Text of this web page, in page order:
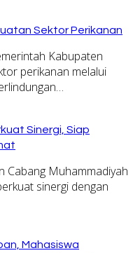
Sektor Perikanan
Kabupaten
perikanan melalui
Sinergi, Siap
Cabang Muhammadiyah
sinergi dengan
Mahasiswa